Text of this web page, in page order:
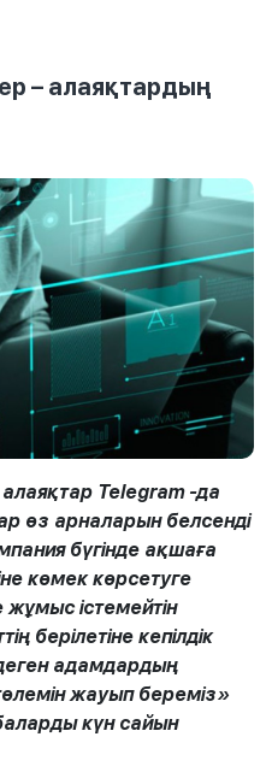
– алаяқтардың
Telegram -да
өз арналарын белсенді
бүгінде ақшаға
көмек көрсетуге
істемейтін
берілетіне кепілдік
адамдардың
жауып береміз»
күн сайын